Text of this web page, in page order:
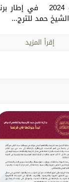
باريس – 13 مايو 2024
حمد للترج...
إقرأ المزيد